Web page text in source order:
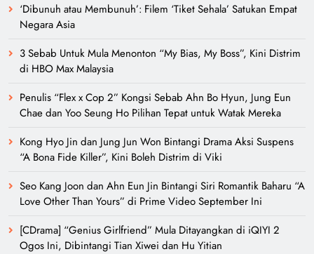
‘Dibunuh atau Membunuh’: Filem ‘Tiket Sehala’ Satukan Empat
Negara Asia
3 Sebab Untuk Mula Menonton “My Bias, My Boss”, Kini Distrim
di HBO Max Malaysia
Penulis “Flex x Cop 2” Kongsi Sebab Ahn Bo Hyun, Jung Eun
Chae dan Yoo Seung Ho Pilihan Tepat untuk Watak Mereka
Kong Hyo Jin dan Jung Jun Won Bintangi Drama Aksi Suspens
“A Bona Fide Killer”, Kini Boleh Distrim di Viki
Seo Kang Joon dan Ahn Eun Jin Bintangi Siri Romantik Baharu “A
Love Other Than Yours” di Prime Video September Ini
[CDrama] “Genius Girlfriend” Mula Ditayangkan di iQIYI 2
Ogos Ini, Dibintangi Tian Xiwei dan Hu Yitian